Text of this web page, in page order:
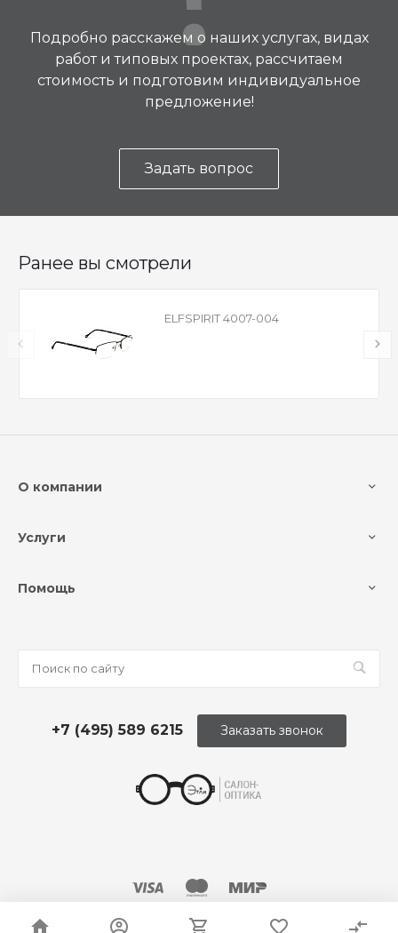
Подробно расскажем о наших услугах, видах
работ и типовых проектах, рассчитаем
стоимость и подготовим индивидуальное
предложение!
Задать вопрос
Ранее вы смотрели
ELFSPIRIT 4007-004
О компании
Услуги
Помощь
+7 (495) 589 6215 Заказать звонок